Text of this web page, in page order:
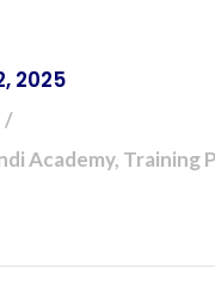
2025
Academy, Training